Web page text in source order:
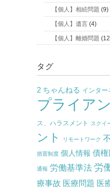
【個人】相続問題 (9)
【個人】遺言 (4)
【個人】離婚問題
タグ
2 ちゃんねる インター
プライア
ス、ハラスメント スクイ
ント
リモートワーク
措置制度 個人情報 債権
通報 労働基準法 労
療事故 医療問題 医